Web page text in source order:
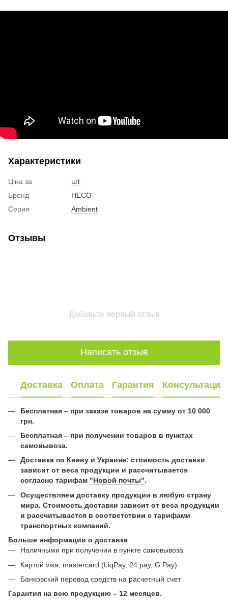
Характеристики
Ціна за
шт.
Бренд
HECO
Серия
Ambient
Отзывы
Добавьте первый отзыв
Написать отзыв
Доставка Оплата Гарантия Консультация
Бесплатная – при заказе товаров на сумму от 10 000
грн.
Бесплатная – при получении товаров в пунктах
самовывоза.
Доставка по Киеву и Украине: стоимость доставки
зависит от веса продукции и рассчитывается
согласно тарифам "Новой почты".
Осуществляем доставку продукции в любую страну
мира. Стоимость доставки зависит от веса продукции
и рассчитывается в соответствии с тарифами
транспортных компаний.
Больше информации о доставке
Наличными при получении в пункте самовывоза
Картой visa, mastercard (LiqPay, 24 pay, G Pay)
Банковский перевод средств на расчетный счет
Гарантия на всю продукцию – 12 месяцев.